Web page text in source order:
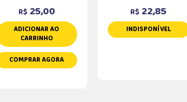
R$ 25,00
ADICIONAR AO
CARRINHO
COMPRAR AGORA
R$ 22,85
INDISPONÍVEL